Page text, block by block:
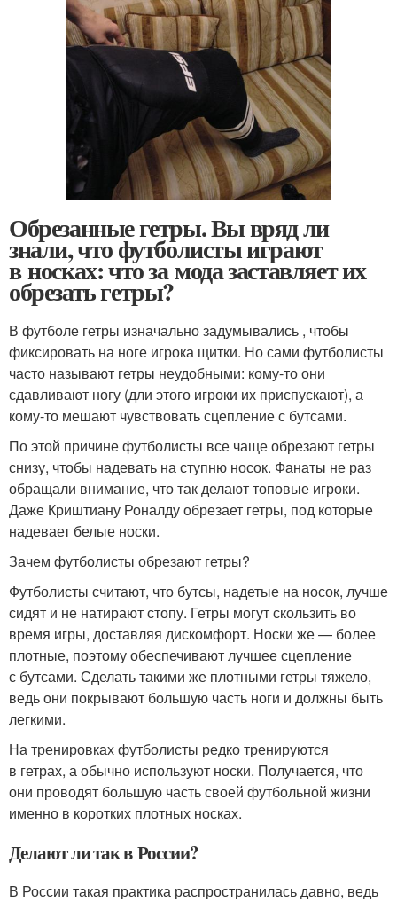
Обрезанные гетры. Вы вряд ли
знали, что футболисты играют
в носках: что за мода заставляет их
обрезать гетры?
В футболе гетры изначально задумывались , чтобы
фиксировать на ноге игрока щитки. Но сами футболисты
часто называют гетры неудобными: кому-то они
сдавливают ногу (дли этого игроки их приспускают), а
кому-то мешают чувствовать сцепление с бутсами.
По этой причине футболисты все чаще обрезают гетры
снизу, чтобы надевать на ступню носок. Фанаты не раз
обращали внимание, что так делают топовые игроки.
Даже Криштиану Роналду обрезает гетры, под которые
надевает белые носки.
Зачем футболисты обрезают гетры?
Футболисты считают, что бутсы, надетые на носок, лучше
сидят и не натирают стопу. Гетры могут скользить во
время игры, доставляя дискомфорт. Носки же — более
плотные, поэтому обеспечивают лучшее сцепление
с бутсами. Сделать такими же плотными гетры тяжело,
ведь они покрывают большую часть ноги и должны быть
легкими.
На тренировках футболисты редко тренируются
в гетрах, а обычно используют носки. Получается, что
они проводят большую часть своей футбольной жизни
именно в коротких плотных носках.
Делают ли так в России?
В России такая практика распространилась давно, ведь